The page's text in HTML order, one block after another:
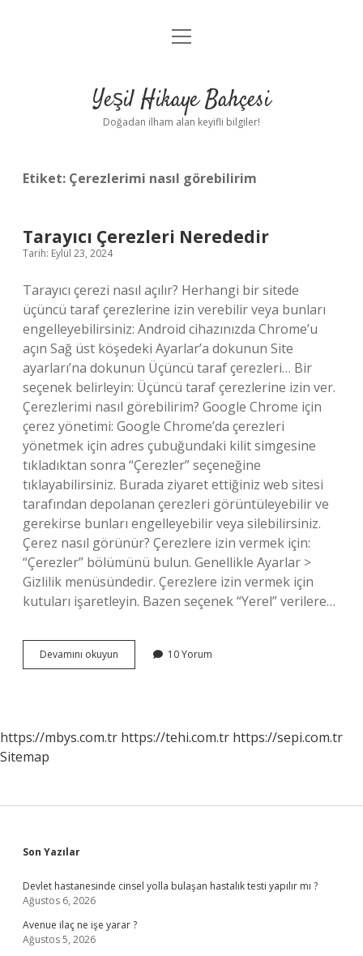
Anasayfa
Yasal Uyarı
menüyü
Yeşil Hikaye Bahçesi
Doğadan ilham alan keyifli bilgiler!
Etiket: Çerezlerimi nasıl görebilirim
Tarayıcı Çerezleri Nerededir
Tarih: Eylül 23, 2024
Tarayıcı çerezi nasıl açılır? Herhangi bir sitede
üçüncü taraf çerezlerine izin verebilir veya bunları
engelleyebilirsiniz: Android cihazınızda Chrome’u
açın Sağ üst köşedeki Ayarlar’a dokunun Site
ayarları’na dokunun Üçüncü taraf çerezleri… Bir
seçenek belirleyin: Üçüncü taraf çerezlerine izin ver.
Çerezlerimi nasıl görebilirim? Google Chrome için
çerez yönetimi: Google Chrome’da çerezleri
yönetmek için adres çubuğundaki kilit simgesine
tıkladıktan sonra “Çerezler” seçeneğine
tıklayabilirsiniz. Burada ziyaret ettiğiniz web sitesi
tarafından depolanan çerezleri görüntüleyebilir ve
gerekirse bunları engelleyebilir veya silebilirsiniz.
Çerez nasıl görünür? Çerezlere izin vermek için:
“Çerezler” bölümünü bulun. Genellikle Ayarlar >
Gizlilik menüsündedir. Çerezlere izin vermek için
kutuları işaretleyin. Bazen seçenek “Yerel” verilere…
Devamını okuyun
Çerezleri
10 Yorum
https://mbys.com.tr https://tehi.com.tr https://sepi.com.tr
Sitemap
Sidebar
Son Yazılar
Devlet hastanesinde cinsel yolla bulaşan hastalık testi yapılır mı ?
Ağustos 6, 2026
Avenue ilaç ne işe yarar ?
Ağustos 5, 2026